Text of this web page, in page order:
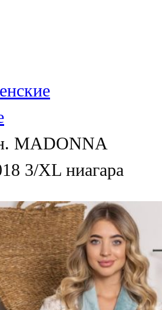
MADONNA
3/XL ниагара